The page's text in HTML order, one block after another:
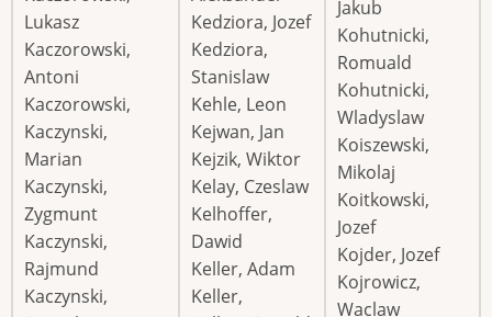
Lukasz
Kaczorowski,
Antoni
Kaczorowski,
Kaczynski,
Marian
Kaczynski,
Zygmunt
Kaczynski,
Rajmund
Kaczynski,
Kedziora, Jozef
Kedziora,
Stanislaw
Kehle, Leon
Kejwan, Jan
Kejzik, Wiktor
Kelay, Czeslaw
Kelhoffer,
Dawid
Keller, Adam
Keller,
Jakub
Kohutnicki,
Romuald
Kohutnicki,
Wladyslaw
Koiszewski,
Mikolaj
Koitkowski,
Jozef
Kojder, Jozef
Kojrowicz,
Waclaw